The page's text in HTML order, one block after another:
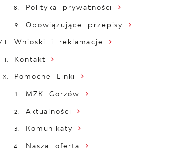
Polityka prywatności
Obowiązujące przepisy
Wnioski i reklamacje
Kontakt
Pomocne Linki
MZK Gorzów
Aktualności
Komunikaty
Nasza oferta